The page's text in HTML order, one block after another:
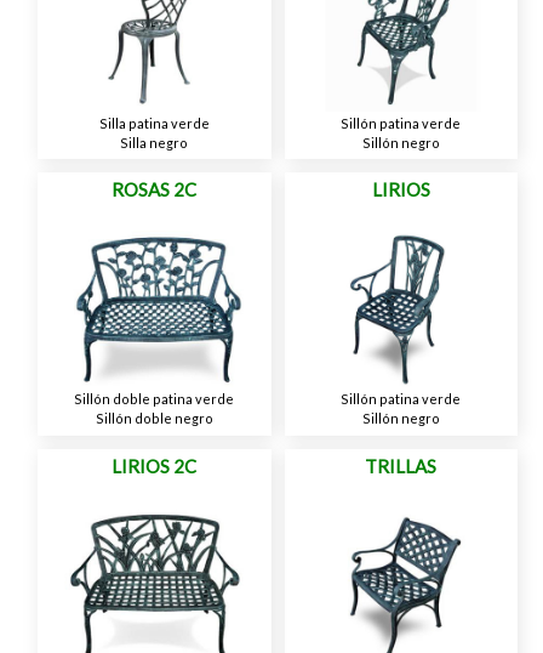
Silla patina verde
Silla negro
Sillón patina verde
Sillón negro
ROSAS 2C
Sillón doble patina verde
Sillón doble negro
LIRIOS
Sillón patina verde
Sillón negro
LIRIOS 2C TRILLAS